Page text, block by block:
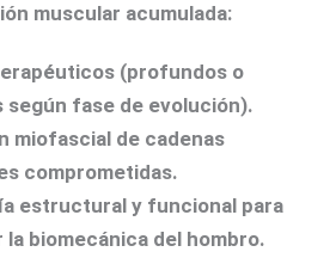
muscular acumulada:
(profundos o
según fase de evolución).
miofascial de cadenas
comprometidas.
estructural y funcional para
la biomecánica del hombro.